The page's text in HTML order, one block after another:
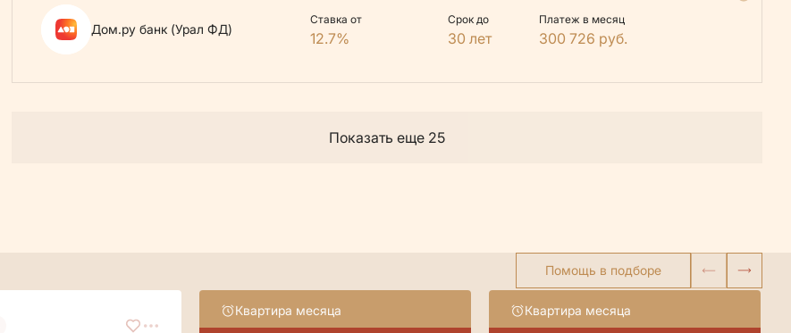
Дом.ру банк (Урал ФД)
Ставка от
12.7%
Срок до
30 лет
Платеж в месяц
300 726 руб.
Показать еще 25
Помощь в подборе
Квартира месяца Квартира месяца